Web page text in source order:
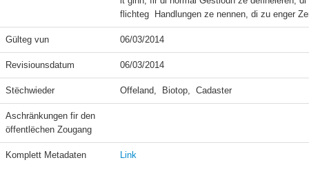
Gülteg vun 06/03/2014
Revisiounsdatum 06/03/2014
Stëchwieder Offeland,  Biotop,  Cadaster
Aschränkungen fir den
öffentlëchen Zougang
Komplett Metadaten Link